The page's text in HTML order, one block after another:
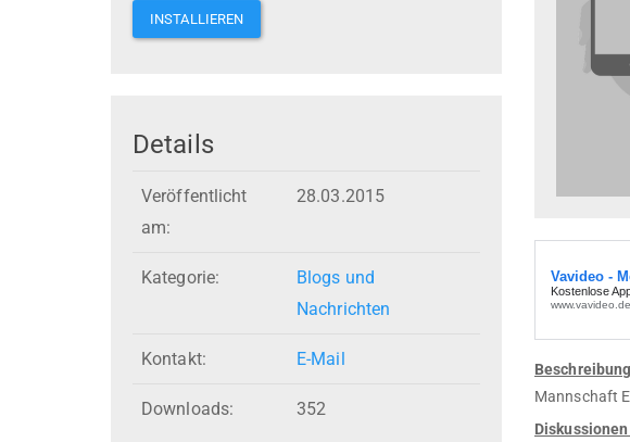
INSTALLIEREN
Details
Veröffentlicht
am:
28.03.2015
Kategorie:
Blogs und
Nachrichten
Kontakt: E-Mail
Downloads: 352
Beschreibung
Mannschaft